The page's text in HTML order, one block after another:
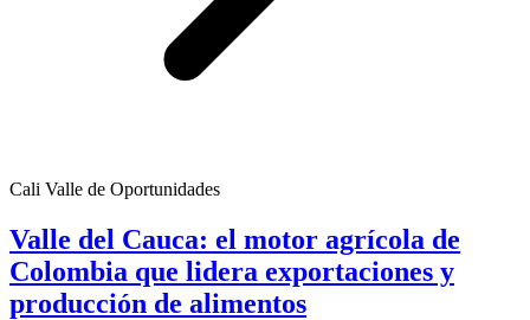
Cali Valle de Oportunidades
Valle del Cauca: el motor agrícola de
Colombia que lidera exportaciones y
producción de alimentos